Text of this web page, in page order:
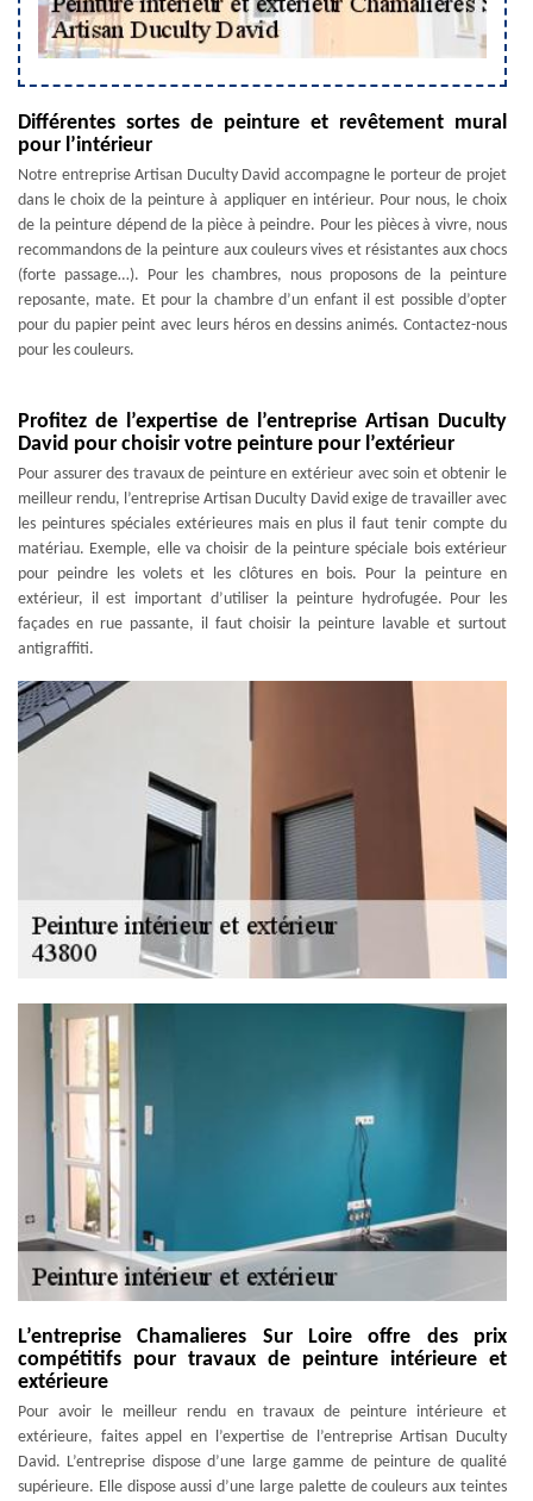
Différentes sortes de peinture et revêtement mural
pour l’intérieur
Notre entreprise Artisan Duculty David accompagne le porteur de projet
dans le choix de la peinture à appliquer en intérieur. Pour nous, le choix
de la peinture dépend de la pièce à peindre. Pour les pièces à vivre, nous
recommandons de la peinture aux couleurs vives et résistantes aux chocs
(forte passage…). Pour les chambres, nous proposons de la peinture
reposante, mate. Et pour la chambre d’un enfant il est possible d’opter
pour du papier peint avec leurs héros en dessins animés. Contactez-nous
pour les couleurs.
Profitez de l’expertise de l’entreprise Artisan Duculty
David pour choisir votre peinture pour l’extérieur
Pour assurer des travaux de peinture en extérieur avec soin et obtenir le
meilleur rendu, l’entreprise Artisan Duculty David exige de travailler avec
les peintures spéciales extérieures mais en plus il faut tenir compte du
matériau. Exemple, elle va choisir de la peinture spéciale bois extérieur
pour peindre les volets et les clôtures en bois. Pour la peinture en
extérieur, il est important d’utiliser la peinture hydrofugée. Pour les
façades en rue passante, il faut choisir la peinture lavable et surtout
antigraffiti.
L’entreprise Chamalieres Sur Loire offre des prix
compétitifs pour travaux de peinture intérieure et
extérieure
Pour avoir le meilleur rendu en travaux de peinture intérieure et
extérieure, faites appel en l’expertise de l’entreprise Artisan Duculty
David. L’entreprise dispose d’une large gamme de peinture de qualité
supérieure. Elle dispose aussi d’une large palette de couleurs aux teintes